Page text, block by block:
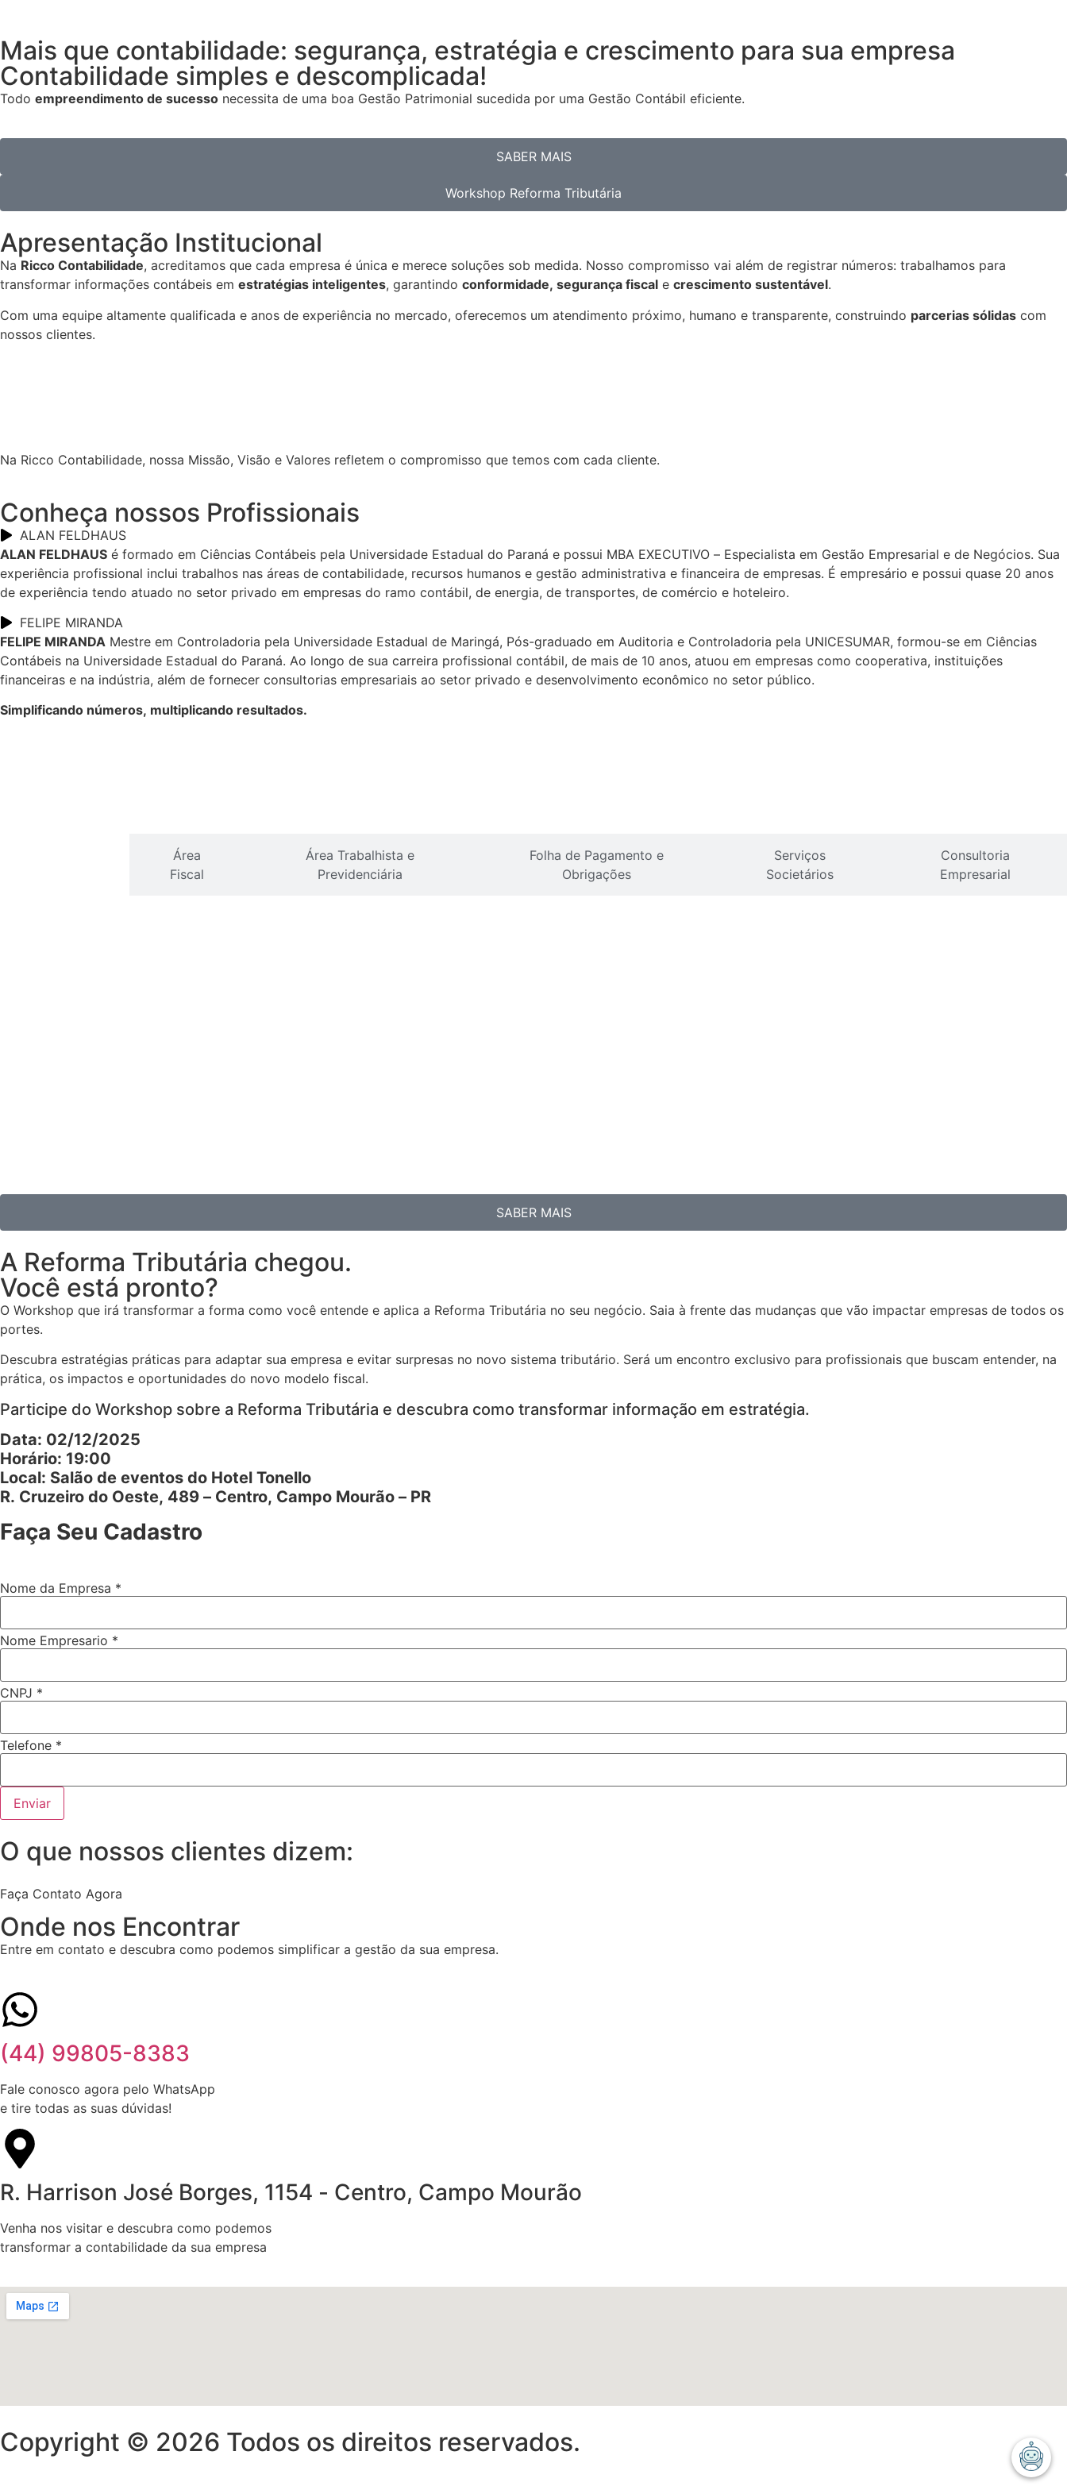
Mais que contabilidade: segurança, estratégia e crescimento para sua empresa
Contabilidade simples e descomplicada!
Todo empreendimento de sucesso necessita de uma boa Gestão Patrimonial sucedida por uma Gestão Contábil eficiente.
SABER MAIS
Workshop Reforma Tributária
Apresentação Institucional
Na Ricco Contabilidade, acreditamos que cada empresa é única e merece soluções sob medida. Nosso compromisso vai além de registrar números: trabalhamos para
transformar informações contábeis em estratégias inteligentes, garantindo conformidade, segurança fiscal e crescimento sustentável.
Com uma equipe altamente qualificada e anos de experiência no mercado, oferecemos um atendimento próximo, humano e transparente, construindo parcerias sólidas com
nossos clientes.
Na Ricco Contabilidade, nossa Missão, Visão e Valores refletem o compromisso que temos com cada cliente.
Conheça nossos Profissionais
ALAN FELDHAUS
ALAN FELDHAUS é formado em Ciências Contábeis pela Universidade Estadual do Paraná e possui MBA EXECUTIVO – Especialista em Gestão Empresarial e de Negócios. Sua
experiência profissional inclui trabalhos nas áreas de contabilidade, recursos humanos e gestão administrativa e financeira de empresas. É empresário e possui quase 20 anos
de experiência tendo atuado no setor privado em empresas do ramo contábil, de energia, de transportes, de comércio e hoteleiro.
FELIPE MIRANDA
FELIPE MIRANDA Mestre em Controladoria pela Universidade Estadual de Maringá, Pós-graduado em Auditoria e Controladoria pela UNICESUMAR, formou-se em Ciências
Contábeis na Universidade Estadual do Paraná. Ao longo de sua carreira profissional contábil, de mais de 10 anos, atuou em empresas como cooperativa, instituições
financeiras e na indústria, além de fornecer consultorias empresariais ao setor privado e desenvolvimento econômico no setor público.
Simplificando números, multiplicando resultados.
Área
Fiscal
Área Trabalhista e
Previdenciária
Folha de Pagamento e
Obrigações
Serviços
Societários
Consultoria
Empresarial
SABER MAIS
A Reforma Tributária chegou.
Você está pronto?
O Workshop que irá transformar a forma como você entende e aplica a Reforma Tributária no seu negócio. Saia à frente das mudanças que vão impactar empresas de todos os
portes.
Descubra estratégias práticas para adaptar sua empresa e evitar surpresas no novo sistema tributário. Será um encontro exclusivo para profissionais que buscam entender, na
prática, os impactos e oportunidades do novo modelo fiscal.
Participe do Workshop sobre a Reforma Tributária e descubra como transformar informação em estratégia.
Data: 02/12/2025
Horário: 19:00
Local: Salão de eventos do Hotel Tonello
R. Cruzeiro do Oeste, 489 – Centro, Campo Mourão – PR
Faça Seu Cadastro
Nome da Empresa *
Nome Empresario *
CNPJ da
Empresa
CNPJ *
Telefone *
Enviar
O que nossos clientes dizem:
Faça Contato Agora
Onde nos Encontrar
Entre em contato e descubra como podemos simplificar a gestão da sua empresa.
(44) 99805-8383
Fale conosco agora pelo WhatsApp
e tire todas as suas dúvidas!
R. Harrison José Borges, 1154 - Centro, Campo Mourão
Venha nos visitar e descubra como podemos
transformar a contabilidade da sua empresa
Copyright © 2026 Todos os direitos reservados.